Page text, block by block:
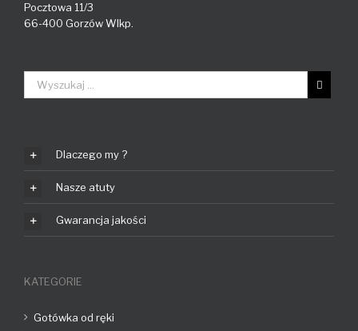
Pocztowa 11/3
66-400 Gorzów Wlkp.
Dlaczego my ?
Nasze atuty
Gwarancja jakości
KATEGORIE
Gotówka od ręki